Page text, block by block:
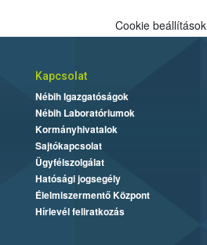
Cookie beállítások
Kapcsolat
Nébih Igazgatóságok
Nébih Laboratóriumok
Kormányhivatalok
Sajtókapcsolat
Ügyfélszolgálat
Hatósági jogsegély
Élelmiszermentő Központ
Hírlevél feliratkozás